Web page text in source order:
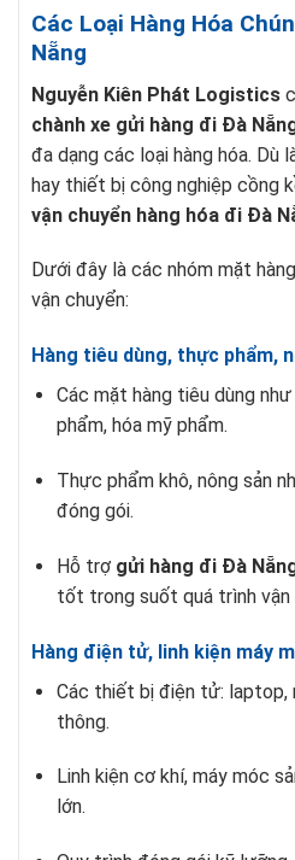
Các Loại Hàng Hóa
Nẵng
Nguyễn Kiên Phát Logistics
chành xe gửi hàng đi Đà
đa dạng các loại hàng hóa. Dù
hay thiết bị công nghiệp cồng
vận chuyển hàng hóa đi Đà
Dưới đây là các nhóm mặt
vận chuyển:
Hàng tiêu dùng, thực phẩm,
Các mặt hàng tiêu dùng
phẩm, hóa mỹ phẩm.
Thực phẩm khô, nông sản
đóng gói.
Hỗ trợ gửi hàng đi Đà
tốt trong suốt quá trình vận
Hàng điện tử, linh kiện máy
Các thiết bị điện tử: laptop,
thông.
Linh kiện cơ khí, máy móc
lớn.